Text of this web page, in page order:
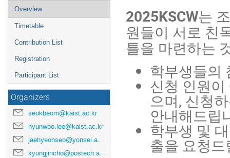
Event
menu
Overview
Timetable
Contribution List
Registration
Participant List
Organizers
seokbeom@kaist.ac.kr
hyunwoo.lee@kaist.ac.kr
jaehyeonseo@yonsei.ac.kr
kyungjincho@postech.ac.kr
2025KSCW는
원들이 서로 친
틀을 마련하는
학부생들의
신청 인원
으며, 신청
안내해드립
학부생 및
출을 요청